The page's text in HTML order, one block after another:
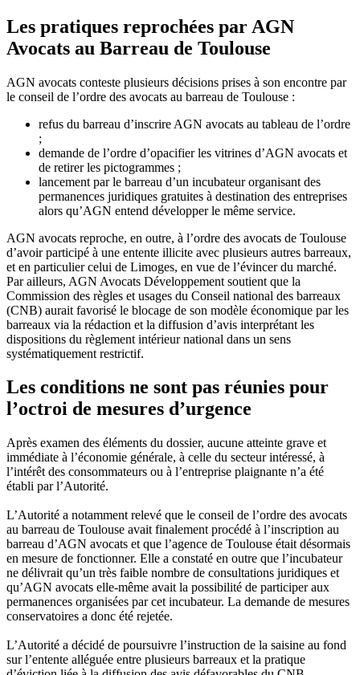
Les pratiques reprochées par AGN
Avocats au Barreau de Toulouse
AGN avocats conteste plusieurs décisions prises à son encontre par
le conseil de l’ordre des avocats au barreau de Toulouse :
refus du barreau d’inscrire AGN avocats au tableau de l’ordre
;
demande de l’ordre d’opacifier les vitrines d’AGN avocats et
de retirer les pictogrammes ;
lancement par le barreau d’un incubateur organisant des
permanences juridiques gratuites à destination des entreprises
alors qu’AGN entend développer le même service.
AGN avocats reproche, en outre, à l’ordre des avocats de Toulouse
d’avoir participé à une entente illicite avec plusieurs autres barreaux,
et en particulier celui de Limoges, en vue de l’évincer du marché.
Par ailleurs, AGN Avocats Développement soutient que la
Commission des règles et usages du Conseil national des barreaux
(CNB) aurait favorisé le blocage de son modèle économique par les
barreaux via la rédaction et la diffusion d’avis interprétant les
dispositions du règlement intérieur national dans un sens
systématiquement restrictif.
Les conditions ne sont pas réunies pour
l’octroi de mesures d’urgence
Après examen des éléments du dossier, aucune atteinte grave et
immédiate à l’économie générale, à celle du secteur intéressé, à
l’intérêt des consommateurs ou à l’entreprise plaignante n’a été
établi par l’Autorité.
L’Autorité a notamment relevé que le conseil de l’ordre des avocats
au barreau de Toulouse avait finalement procédé à l’inscription au
barreau d’AGN avocats et que l’agence de Toulouse était désormais
en mesure de fonctionner. Elle a constaté en outre que l’incubateur
ne délivrait qu’un très faible nombre de consultations juridiques et
qu’AGN avocats elle-même avait la possibilité de participer aux
permanences organisées par cet incubateur. La demande de mesures
conservatoires a donc été rejetée.
L’Autorité a décidé de poursuivre l’instruction de la saisine au fond
sur l’entente alléguée entre plusieurs barreaux et la pratique